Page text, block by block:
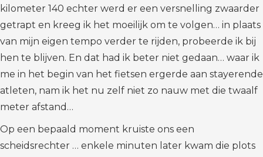
kilometer 140 echter werd er een versnelling zwaarder
getrapt en kreeg ik het moeilijk om te volgen… in plaats
van mijn eigen tempo verder te rijden, probeerde ik bij
hen te blijven. En dat had ik beter niet gedaan… waar ik
me in het begin van het fietsen ergerde aan stayerende
atleten, nam ik het nu zelf niet zo nauw met die twaalf
meter afstand…
Op een bepaald moment kruiste ons een
scheidsrechter … enkele minuten later kwam die plots